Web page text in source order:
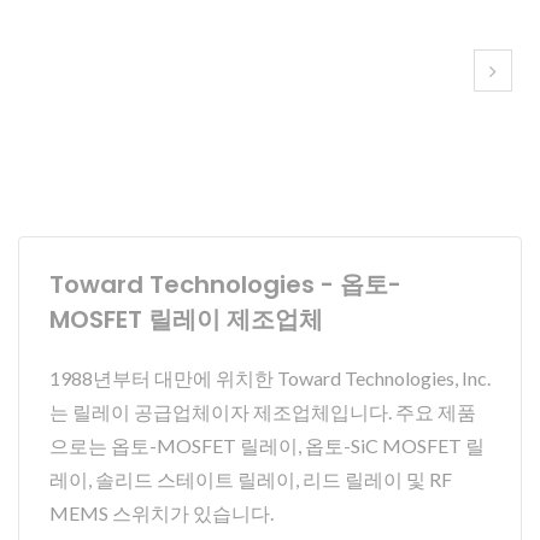
Toward Technologies - 옵토-
MOSFET 릴레이 제조업체
1988년부터 대만에 위치한 Toward Technologies, Inc.
는 릴레이 공급업체이자 제조업체입니다. 주요 제품
으로는 옵토-MOSFET 릴레이, 옵토-SiC MOSFET 릴
레이, 솔리드 스테이트 릴레이, 리드 릴레이 및 RF
MEMS 스위치가 있습니다.